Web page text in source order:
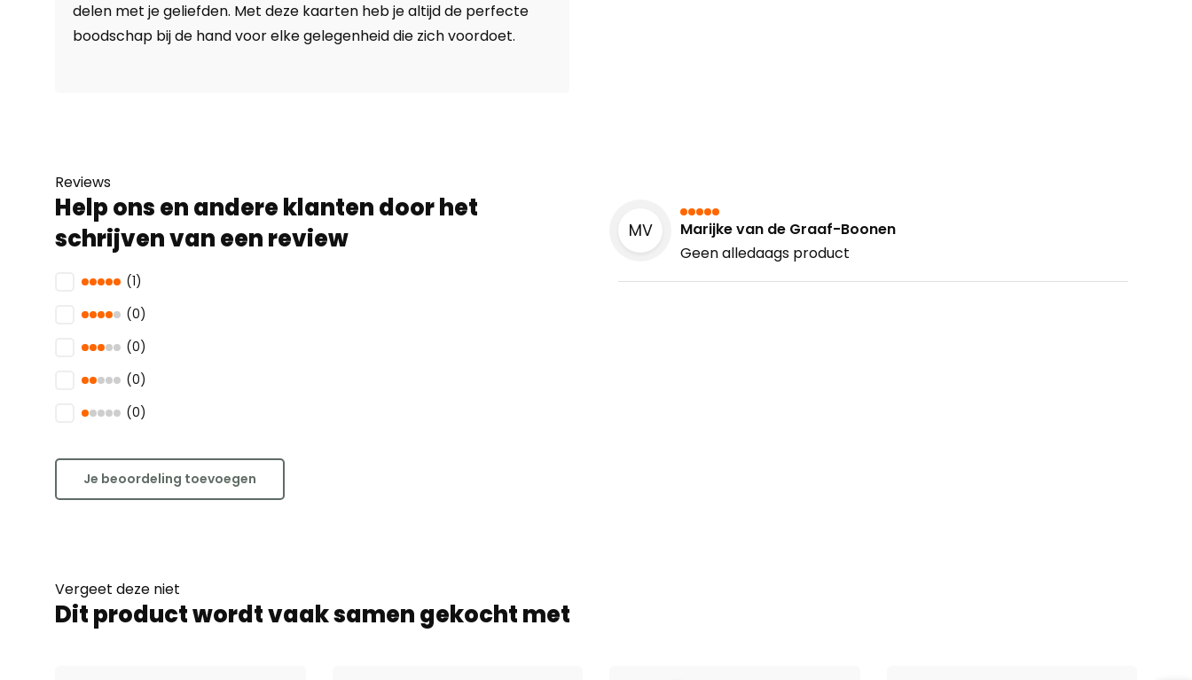
delen met je geliefden. Met deze kaarten heb je altijd de perfecte
boodschap bij de hand voor elke gelegenheid die zich voordoet.
Reviews
Help ons en andere klanten door het
schrijven van een review
(1)
(0)
(0)
(0)
(0)
Je beoordeling toevoegen
MV
Marijke van de Graaf-Boonen
Geen alledaags product
Vergeet deze niet
Dit product wordt vaak samen gekocht met